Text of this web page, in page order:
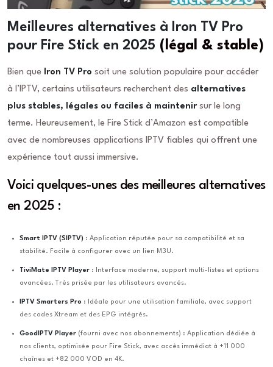
Meilleures alternatives à Iron TV Pro
pour Fire Stick en 2025 (légal & stable)
Bien que Iron TV Pro soit une solution populaire pour accéder
à l’IPTV, certains utilisateurs recherchent des alternatives
plus stables, légales ou faciles à maintenirsur le long
terme. Heureusement, le Fire Stick d’Amazon est compatible
avec de nombreuses applications IPTV fiables qui offrent une
expérience tout aussi immersive.
Voici quelques-unes des meilleures alternatives
en 2025 :
Smart IPTV (SIPTV) : Application réputée pour sa compatibilité et sa
stabilité. Facile à configurer avec un lien M3U.
TiviMate IPTV Player : Interface moderne, support multi-listes et options
avancées. Très prisée par les utilisateurs avancés.
IPTV Smarters Pro : Idéale pour une utilisation familiale, avec support
des codes Xtream et des EPG intégrés.
GoodIPTV Player (fourni avec nos abonnements) : Application dédiée à
nos clients, optimisée pour Fire Stick, avec accès immédiat à +11 000
chaînes et +82 000 VOD en 4K.